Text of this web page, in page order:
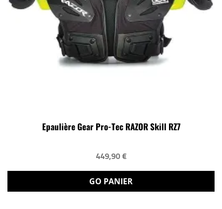
Epaulière Gear Pro-Tec RAZOR Skill RZ7
449,90 €
GO PANIER